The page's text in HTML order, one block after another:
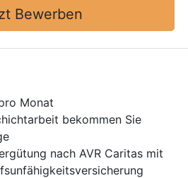
Bewerben
Monat
bekommen Sie
nach AVR Caritas mit